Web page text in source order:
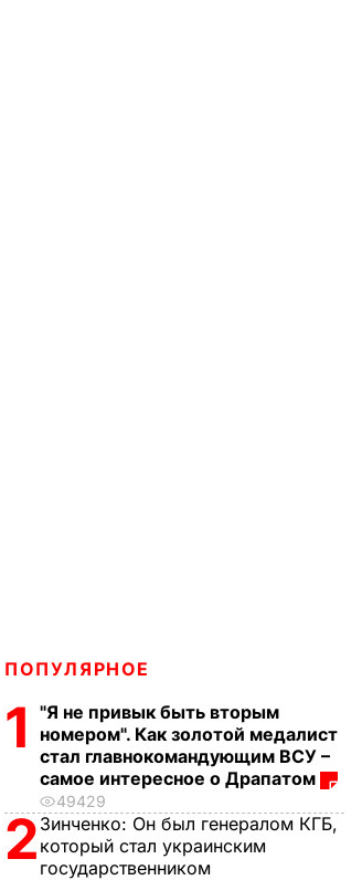
ПОПУЛЯРНОЕ
1
"Я не привык быть вторым
номером". Как золотой медалист
стал главнокомандующим ВСУ –
самое интересное о Драпатом
49429
2 Зинченко: Он был генералом КГБ,
который стал украинским
государственником